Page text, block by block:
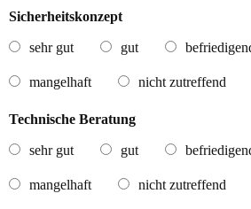
Sicherheitskonzept
sehr gut
gut
mangelhaft
nicht zutreffend
Technische Beratung
sehr gut
gut
mangelhaft
nicht zutreffend